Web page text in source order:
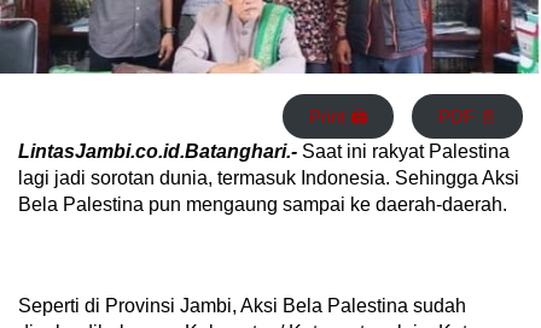
Print 🖨 PDF 📄
LintasJambi.co.id.Batanghari.- Saat ini rakyat Palestina
lagi jadi sorotan dunia, termasuk Indonesia. Sehingga Aksi
Bela Palestina pun mengaung sampai ke daerah-daerah.
Seperti di Provinsi Jambi, Aksi Bela Palestina sudah